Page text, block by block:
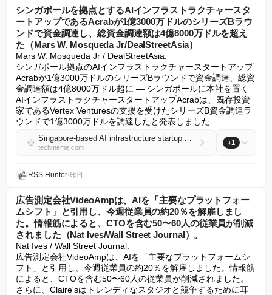
シンガポールを拠点とするAIインフラストラクチャースタ
ートアップであるAcrabが1億3000万ドルのシリーズBラウ
ンドで資金調達し、総資金調達額は4億8000万ドルを超え
た（Mars W. Mosqueda Jr/DealStreetAsia）
Mars W. Mosqueda Jr / DealStreetAsia:
シンガポール拠点のAIインフラストラクチャースタートアップ
Acrabが1億3000万ドルのシリーズBラウンドで資金調達、総資
金調達額は4億8000万ドル超に — シンガポールに本社を置く
AIインフラストラクチャースタートアップAcrabは、既存投資
家であるVertex Venturesの支援を受けたシリーズB資金調達ラ
ウンドで1億3000万ドルを調達したと発表しました…
Singapore-based AI infrastructure startup Acrab raised a $130M Series B, bringing its total funding to more than $480M (Mars W. Mosqueda Jr/DealStreetAsia)
techmeme.com
+1
RSS Hunter•昨日
広告測定会社VideoAmpは、AIを「主要なプラットフォー
ムシフト」と引用し、今週従業員の約20％を解雇しまし
た。情報筋によると、CTOを含む50〜60人の従業員が削減
されました（Nat Ives/Wall Street Journal）。
Nat Ives / Wall Street Journal:
広告測定会社VideoAmpは、AIを「主要なプラットフォームシ
フト」と引用し、今週従業員の約20％を解雇しました。情報筋
によると、CTOを含む50〜60人の従業員が削減されました。
さらに、Claire'sはトレンディなスタジオと競争するために耳